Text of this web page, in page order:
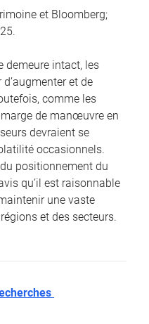
et Bloomberg;
demeure intact, les
et de
comme les
de manœuvre en
devraient se
occasionnels.
positionnement du
qu’il est raisonnable
une vaste
et des secteurs.